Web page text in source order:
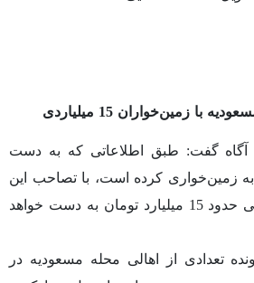
زمین‌خواران 15 میلیاردی
آگاه گفت: طبق اطلاعاتی که به دست
زمین‌خواری کرده است، با تصاحب این
املاک در مسعودیه مبلغی حدود 15 میلیارد تومان به دست خواهد
تعدادی از اهالی محله مسعودیه در